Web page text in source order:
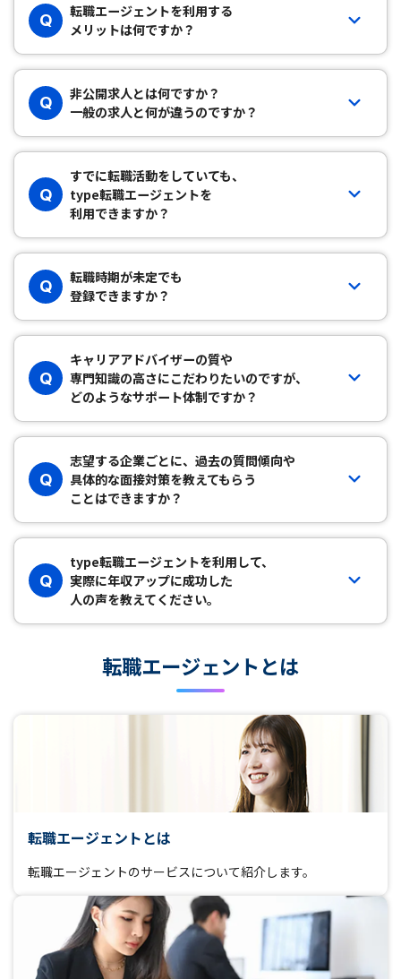
Q
転職エージェントを利用する
メリットは何ですか？
Q
非公開求人とは何ですか？
一般の求人と何が違うのですか？
Q
すでに転職活動をしていても、
type転職エージェントを
利用できますか？
Q
転職時期が未定でも
登録できますか？
Q
キャリアアドバイザーの質や
専門知識の高さにこだわりたいのですが、
どのようなサポート体制ですか？
Q
志望する企業ごとに、過去の質問傾向や
具体的な面接対策を教えてもらう
ことはできますか？
Q
type転職エージェントを利用して、
実際に年収アップに成功した
人の声を教えてください。
転職エージェントとは
転職エージェントとは
転職エージェントのサービスについて紹介します。